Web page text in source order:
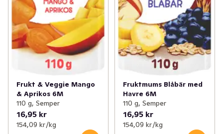
Frukt & Veggie Mango
& Aprikos 6M
110 g, Semper
16,95 kr
154,09 kr /kg
Fruktmums Blåbär med
Havre 6M
110 g, Semper
16,95 kr
154,09 kr /kg